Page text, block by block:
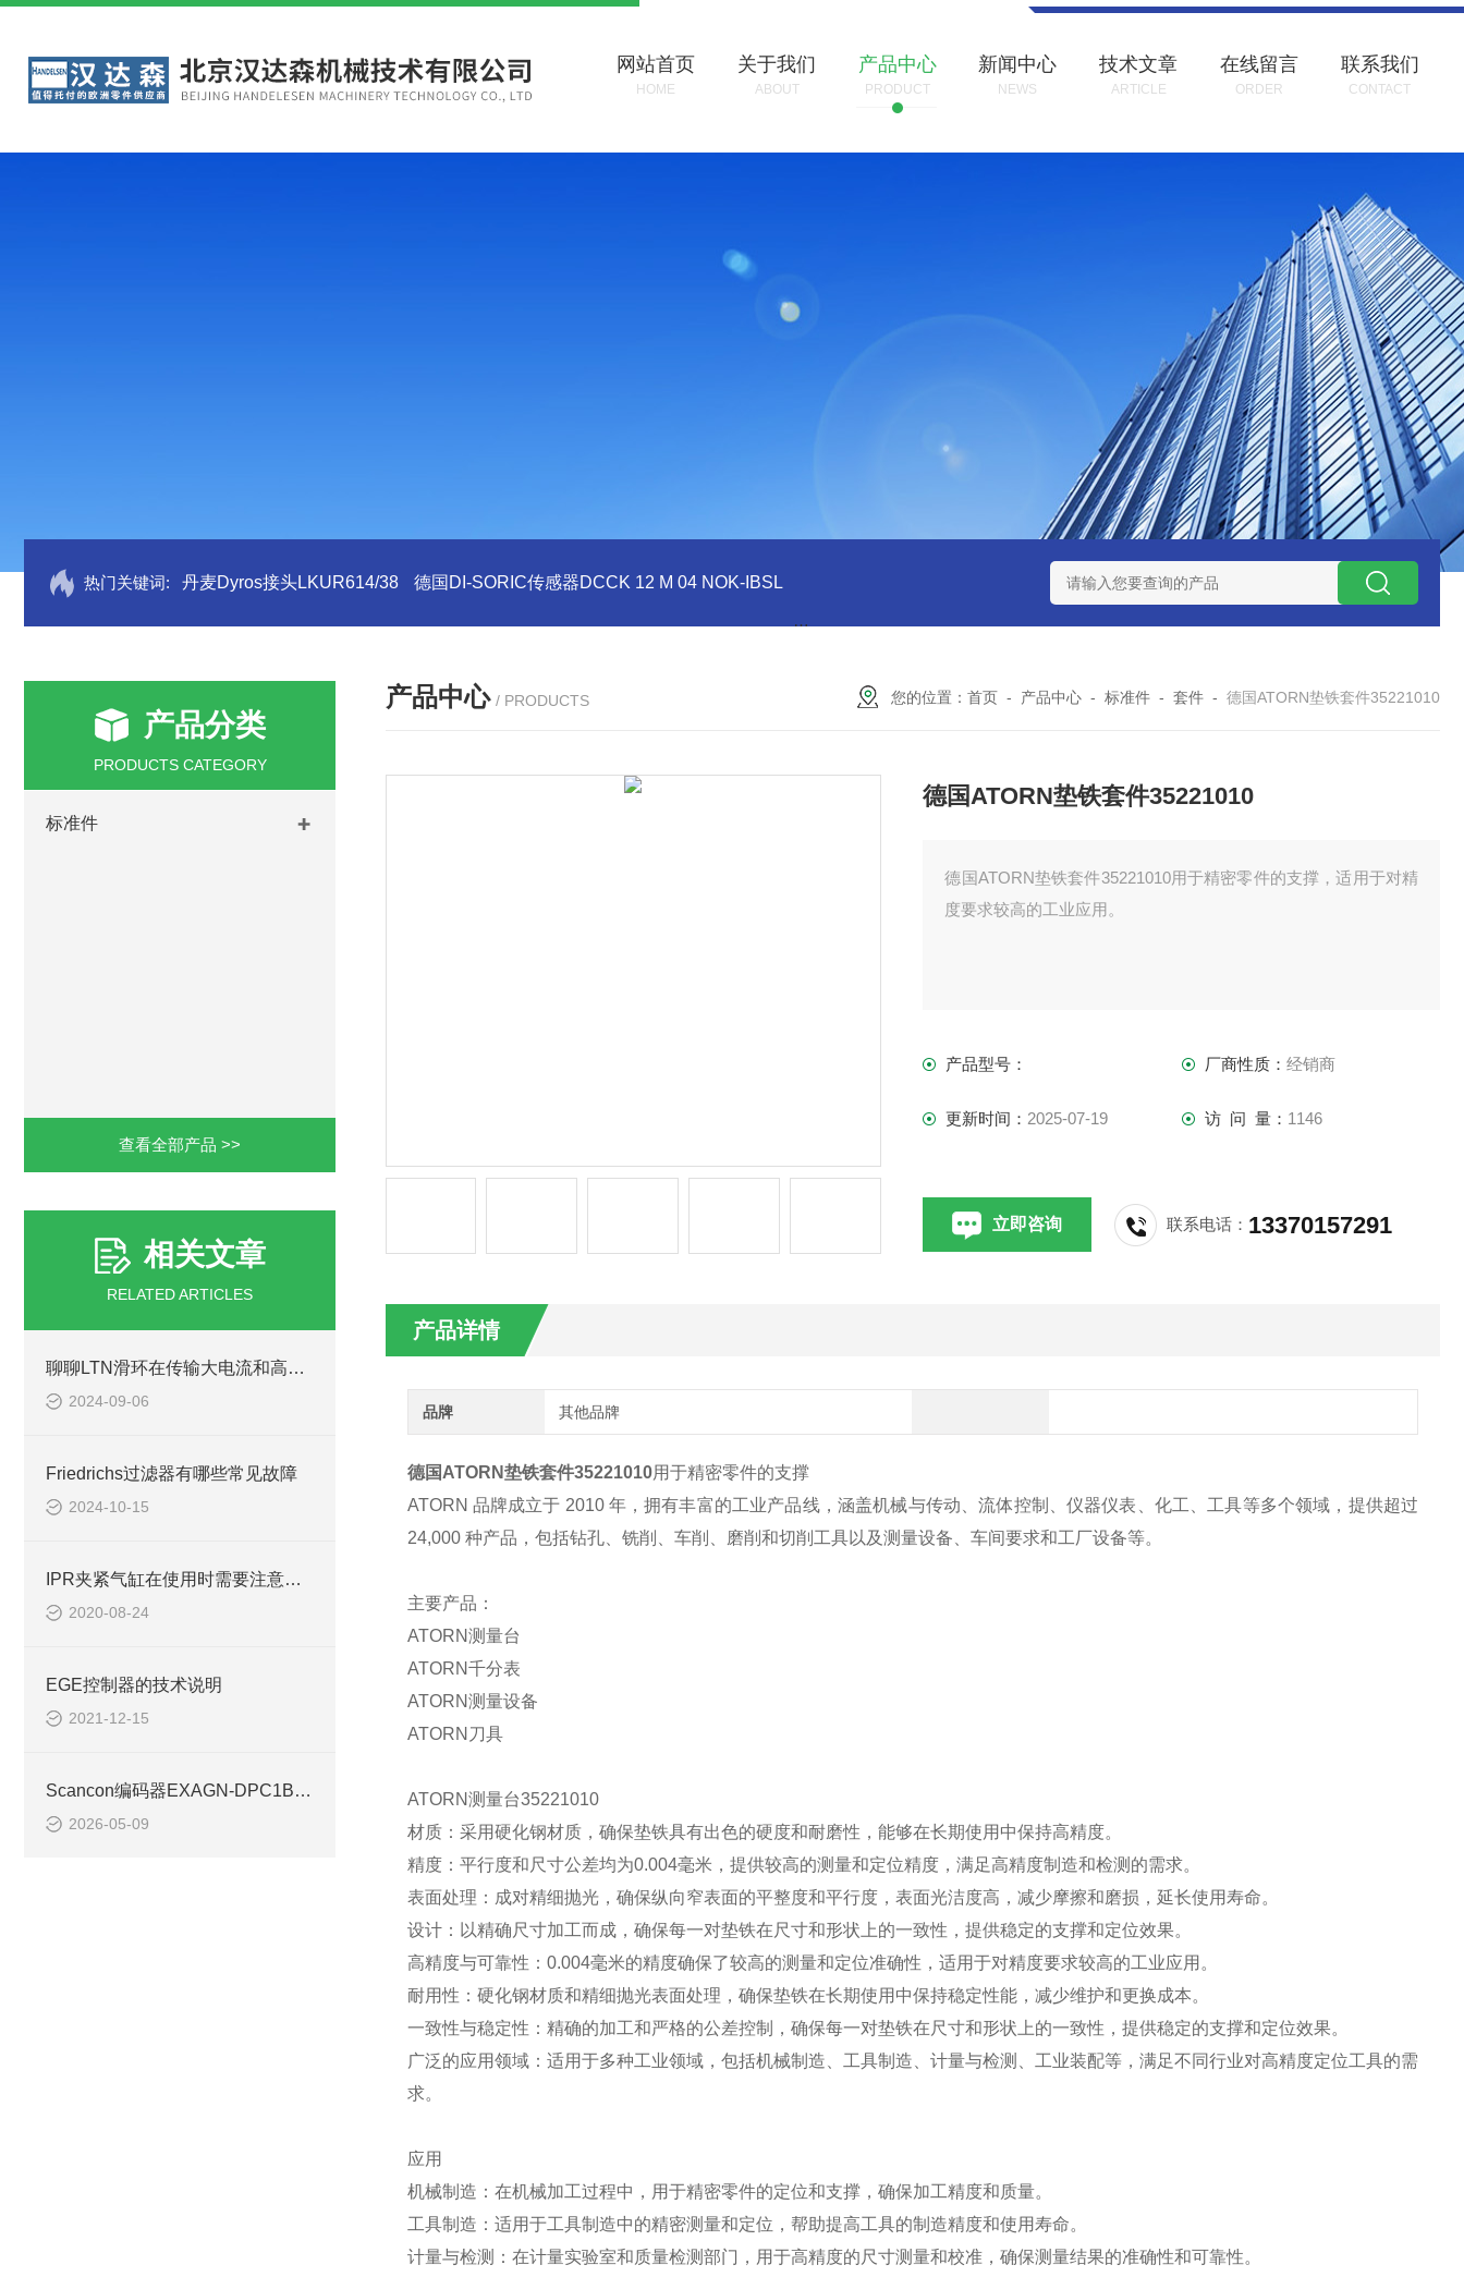
网站首页
HOME
关于我们
ABOUT
产品中心
PRODUCT
新闻中心
NEWS
技术文章
ARTICLE
在线留言
ORDER
联系我们
CONTACT
热门关键词: 丹麦Dyros接头LKUR614/38 德国DI-SORIC传感器DCCK 12 M 04 NOK-IBSL 德国DI-SORIC传感器DCC 08 M 02 PSK-TSL 瑞典AQ液位开关RS34 意大利
产品分类
PRODUCTS CATEGORY
标准件
查看全部产品 >>
相关文章
RELATED ARTICLES
聊聊LTN滑环在传输大电流和高电压方面有哪些优势
2024-09-06
Friedrichs过滤器有哪些常见故障
2024-10-15
IPR夹紧气缸在使用时需要注意哪些事项？
2020-08-24
EGE控制器的技术说明
2021-12-15
Scancon编码器EXAGN-DPC1B-1213-H用于矿山提升机
2026-05-09
产品中心 / PRODUCTS 您的位置： 首页 - 产品中心 - 标准件 - 套件 - 德国ATORN垫铁套件35221010
德国ATORN垫铁套件35221010
德国ATORN垫铁套件35221010用于精密零件的支撑，适用于对精
度要求较高的工业应用。
产品型号： 厂商性质： 经销商
更新时间： 2025-07-19 访 问 量： 1146
立即咨询 联系电话： 13370157291
产品详情
品牌 其他品牌
德国ATORN垫铁套件35221010用于精密零件的支撑
ATORN 品牌成立于 2010 年，拥有丰富的工业产品线，涵盖机械与传动、流体控制、仪器仪表、化工、工具等多个领域，提供超过
24,000 种产品，包括钻孔、铣削、车削、磨削和切削工具以及测量设备、车间要求和工厂设备等。
主要产品：
ATORN测量台
ATORN千分表
ATORN测量设备
ATORN 刀具
ATORN测量台35221010
材质：采用硬化钢材质，确保垫铁具有出色的硬度和耐磨性，能够在长期使用中保持高精度。
精度：平行度和尺寸公差均为0.004毫米，提供较高的测量和定位精度，满足高精度制造和检测的需求。
表面处理：成对精细抛光，确保纵向窄表面的平整度和平行度，表面光洁度高，减少摩擦和磨损，延长使用寿命。
设计：以精确尺寸加工而成，确保每一对垫铁在尺寸和形状上的一致性，提供稳定的支撑和定位效果。
高精度与可靠性： 0.004毫米的精度确保了较高的测量和定位准确性，适用于对精度要求较高的工业应用。
耐用性：硬化钢材质和精细抛光表面处理，确保垫铁在长期使用中保持稳定性能，减少维护和更换成本。
一致性与稳定性：精确的加工和严格的公差控制，确保每一对垫铁在尺寸和形状上的一致性，提供稳定的支撑和定位效果。
广泛的应用领域：适用于多种工业领域，包括机械制造、工具制造、计量与检测、工业装配等，满足不同行业对高精度定位工具的需
求。
应用
机械制造：在机械加工过程中，用于精密零件的定位和支撑，确保加工精度和质量。
工具制造：适用于工具制造中的精密测量和定位，帮助提高工具的制造精度和使用寿命。
计量与检测：在计量实验室和质量检测部门，用于高精度的尺寸测量和校准，确保测量结果的准确性和可靠性。